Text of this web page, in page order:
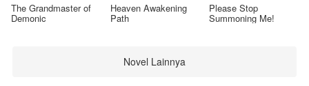
The Grandmaster of
Demonic
Heaven Awakening
Path
Please Stop
Summoning Me!
Novel Lainnya